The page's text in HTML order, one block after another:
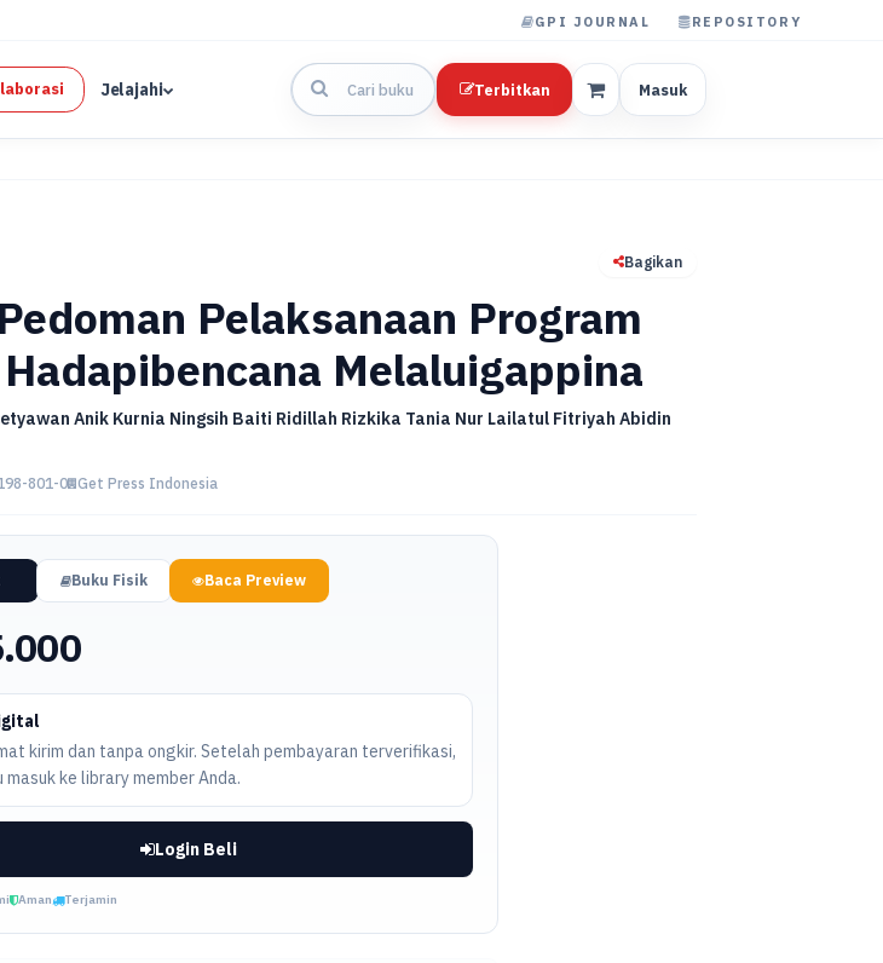
GPI JOURNAL REPOSITORY
Jelajahi Terbitkan Masuk
Bagikan
Pelaksanaan Program
Melaluigappina
Anik Kurnia Ningsih Baiti Ridillah Rizkika Tania Nur Lailatul Fitriyah Abidin
801-0 Get Press Indonesia
Buku Fisik Baca Preview
kirim dan tanpa ongkir. Setelah pembayaran terverifikasi,
masuk ke library member Anda.
Login Beli
Aman Terjamin